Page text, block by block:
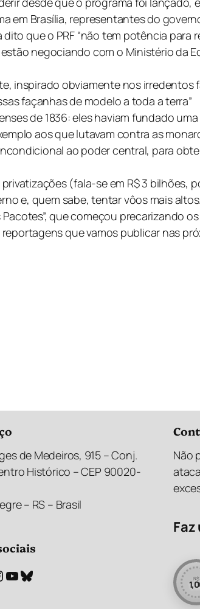
em Brasília, representantes do
que o PRF “não tem potência para
negociando com o Ministério da
inspirado obviamente nos
façanhas de modelo a toda a terra”
de 1836: eles haviam fundado
aos que lutavam contra as
ao poder central, para
(fala-se em R$ 3 bilhões,
e, quem sabe, tentar vôos mais altos.
que começou precarizando
que vamos publicar nas
de Medeiros, 915 – Conj.
Histórico – CEP 90020-
– RS – Brasil
Youtube Bluesky
Não
R$